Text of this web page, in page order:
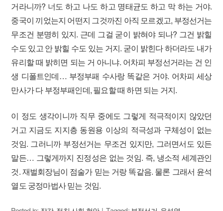
거라니까? 너도 하고 나도 하고 명태균도 하고 막 하는 거야.
중국이 끼었는지 어떤지 그것까진 아직 모르겠고, 부정선거는
무조건 분명히 있지. 근데 그걸 굳이 밝혀야 되나? 그건 밝힐
수도 있고 안 밝힐 수도 있는 거지. 굳이 밝힌다 하더라도 내가
유리할 때 밝히면 되는 거 아니냐. 어차피 부정선거라는 건 인
생 디폴트인데… 부정부패 수사랑 똑같은 거야. 어차피 세상
만사가 다 부정부패인데, 필요할 때 하면 되는 거지.
이 정도 생각이니까 직무 중에도 그렇게 적극적이지 않았던
거고 지금도 지지층 동원용 이상의 적극성과 구체성이 없는
것임. 그러니까 부정선거는 무조건 있지만, 그러면서도 있든
말든… 그렇게까지 진정성은 없는 것임. 즉, 냉소적 세계관인
것. 재벌회장님이 점술가 믿는 거랑 똑같음. 물론 그래서 윤석
열도 궁정마법사 믿는 것임.